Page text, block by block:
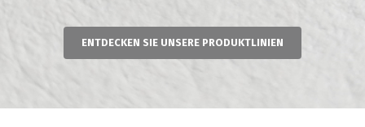
ENTDECKEN SIE UNSERE PRODUKTLINIEN